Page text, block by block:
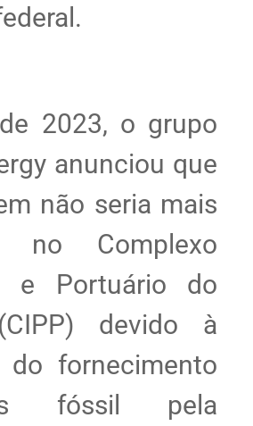
2023, o grupo
anunciou que
não seria mais
no Complexo
e Portuário do
devido à
do fornecimento
fóssil pela